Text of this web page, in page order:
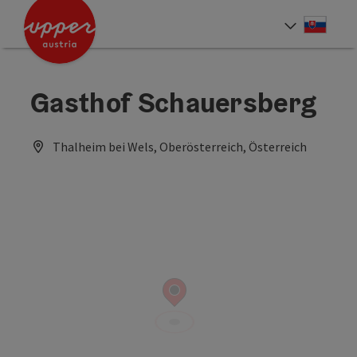
Accesskey
Accesskey
Gasthof Schauersberg
Thalheim bei Wels, Oberösterreich, Österreich